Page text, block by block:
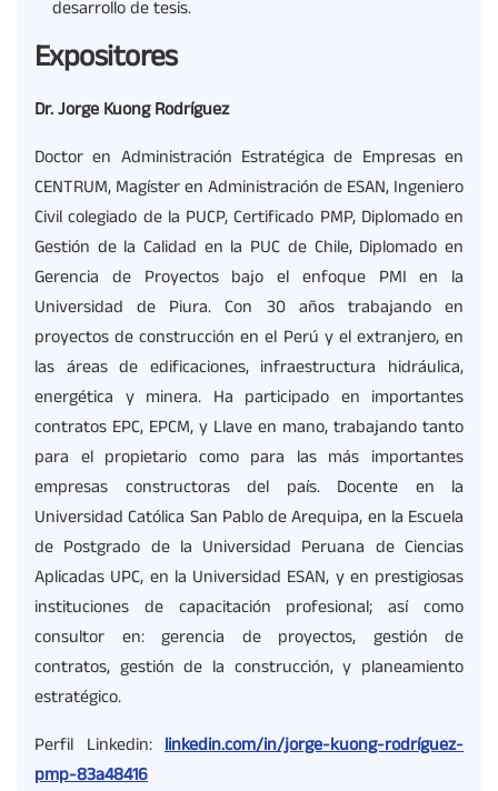
desarrollo de tesis.
Expositores
Dr. Jorge Kuong Rodríguez
Doctor en Administración Estratégica de Empresas en
CENTRUM, Magíster en Administración de ESAN, Ingeniero
Civil colegiado de la PUCP, Certificado PMP, Diplomado en
Gestión de la Calidad en la PUC de Chile, Diplomado en
Gerencia de Proyectos bajo el enfoque PMI en la
Universidad de Piura. Con 30 años trabajando en
proyectos de construcción en el Perú y el extranjero, en
las áreas de edificaciones, infraestructura hidráulica,
energética y minera. Ha participado en importantes
contratos EPC, EPCM, y Llave en mano, trabajando tanto
para el propietario como para las más importantes
empresas constructoras del país. Docente en la
Universidad Católica San Pablo de Arequipa, en la Escuela
de Postgrado de la Universidad Peruana de Ciencias
Aplicadas UPC, en la Universidad ESAN, y en prestigiosas
instituciones de capacitación profesional; así como
consultor en: gerencia de proyectos, gestión de
contratos, gestión de la construcción, y planeamiento
estratégico.
Perfil Linkedin: linkedin.com/in/jorge-kuong-rodríguez-
pmp-83a48416